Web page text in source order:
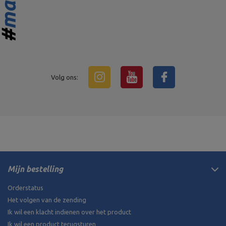
Volg ons:
Mijn bestelling
Orderstatus
Het volgen van de zending
Ik wil een klacht indienen over het product
Ik wil een product terugsturen